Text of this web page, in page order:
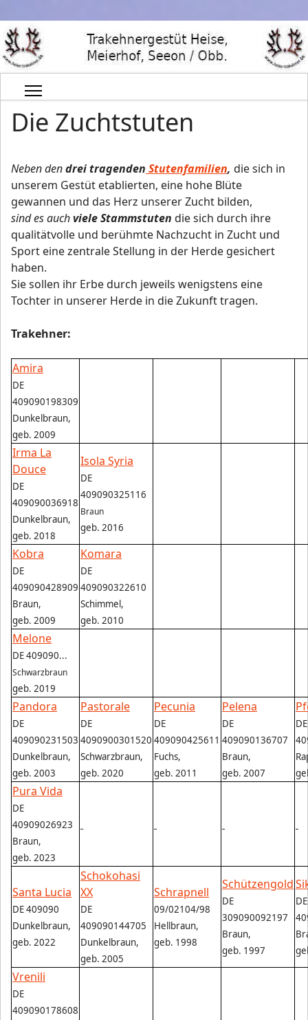
Die Zuchtstuten
Neben dendrei tragenden Stutenfamilien, die sich in
unserem Gestüt etablierten, eine hohe Blüte
gewannen und das Herz unserer Zucht bilden,
sind es auchviele Stammstuten die sich durch ihre
qualitätvolle und berühmte Nachzucht in Zucht und
Sport eine zentrale Stellung in der Herde gesichert
haben.
Sie sollen ihr Erbe durch jeweils wenigstens eine
Tochter in unserer Herde in die Zukunft tragen.
Trakehner:
Amira
DE
409090198309
Dunkelbraun,
geb. 2009
Irma La
Douce
DE
409090036918
Dunkelbraun,
geb. 2018
Isola Syria
DE
409090325116
Braun
geb. 2016
Kobra
DE
409090428909
Braun,
geb. 2009
Komara
DE
409090322610
Schimmel,
geb. 2010
Melone
DE 409090...
Schwarzbraun
geb. 2019
Pandora
DE
409090231503
Dunkelbraun,
geb. 2003
Pastorale
DE
4090900301520
Schwarzbraun,
geb. 2020
Pecunia
DE
409090425611
Fuchs,
geb. 2011
Pelena
DE
409090136707
Braun,
geb. 2007
DE
Pura Vida
DE
40909026923
Braun,
geb. 2023
Santa Lucia
DE 409090
Dunkelbraun,
geb. 2022
Schokohasi
XX
DE
409090144705
Dunkelbraun,
geb. 2005
Schrapnell
09/02104/98
Hellbraun,
geb. 1998
Schützengold
DE
309090092197
Braun,
geb. 1997
DE
Vrenili
DE
409090178608